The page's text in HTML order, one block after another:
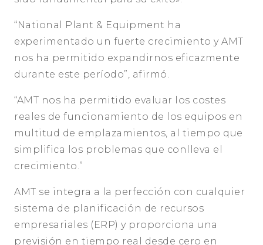
“National Plant & Equipment ha
experimentado un fuerte crecimiento y AMT
nos ha permitido expandirnos eficazmente
durante este período”, afirmó.
“AMT nos ha permitido evaluar los costes
reales de funcionamiento de los equipos en
multitud de emplazamientos, al tiempo que
simplifica los problemas que conlleva el
crecimiento.”
AMT se integra a la perfección con cualquier
sistema de planificación de recursos
empresariales (ERP) y proporciona una
previsión en tiempo real desde cero en